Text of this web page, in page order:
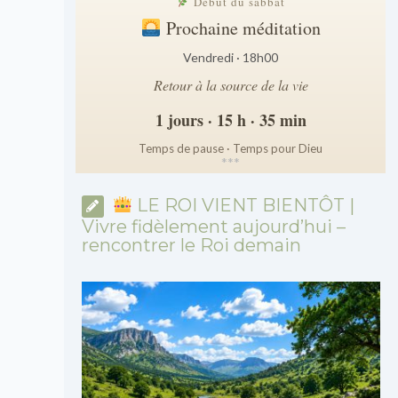
Prochaine méditation
Vendredi · 18h00
Retour à la source de la vie
1 jours · 15 h · 35 min
Temps de pause · Temps pour Dieu
***
LE ROI VIENT BIENTÔT |
Vivre fidèlement aujourd’hui –
rencontrer le Roi demain